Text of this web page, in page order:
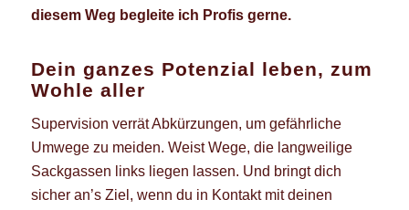
diesem Weg begleite ich Profis gerne.
Dein ganzes Potenzial leben, zum
Wohle aller
Supervision verrät Abkürzungen, um gefährliche
Umwege zu meiden. Weist Wege, die langweilige
Sackgassen links liegen lassen. Und bringt dich
sicher an’s Ziel, wenn du in Kontakt mit deinen